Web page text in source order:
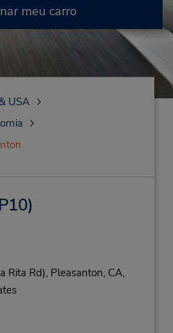
meu carro
USA
Rita Rd), Pleasanton, CA,